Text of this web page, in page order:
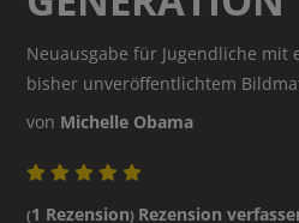
Neuausgabe für Jugendliche mit
bisher unveröffentlichtem
von Michelle Obama
(1 Rezension) Rezension